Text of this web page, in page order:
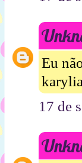
Eu
17 de